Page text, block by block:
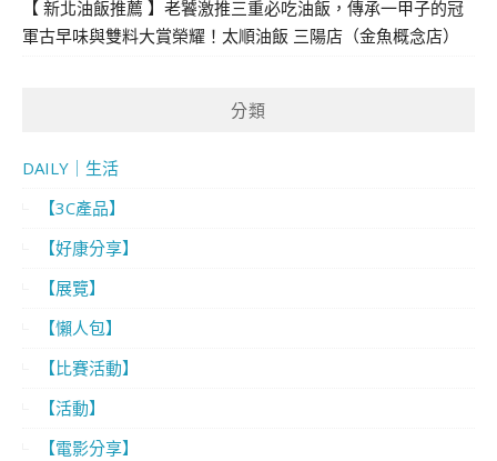
【 新北油飯推薦 】老饕激推三重必吃油飯，傳承一甲子的冠
軍古早味與雙料大賞榮耀！太順油飯 三陽店（金魚概念店）
分類
DAILY｜生活
【3C產品】
【好康分享】
【展覽】
【懶人包】
【比賽活動】
【活動】
【電影分享】